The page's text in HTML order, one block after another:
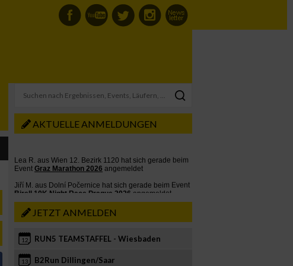
AKTUELLE ANMELDUNGEN
JETZT ANMELDEN
12 RUN5 TEAMSTAFFEL - Wiesbaden
13 B2Run Dillingen/Saar